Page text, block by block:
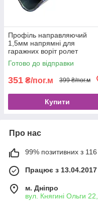
Профіль направляючий
1,5мм напрямні для
гаражних воріт ролет
секційних та щитових
Готово до відправки
351 ₴/пог.м 399 ₴/пог.м
Купити
Про нас
99% позитивних з 116
Працює з 13.04.2017
м. Дніпро
вул. Княгині Ольги